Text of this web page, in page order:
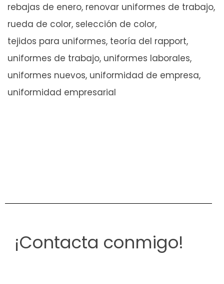
rebajas de enero renovar uniformes de trabajo
rueda de color selección de color
tejidos para uniformes teoría del rapport
uniformes de trabajo uniformes laborales
uniformes nuevos uniformidad de empresa
uniformidad empresarial
¡Contacta conmigo!